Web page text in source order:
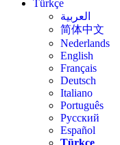
Türkçe
العربية
简体中文
Nederlands
English
Français
Deutsch
Italiano
Português
Русский
Español
Türkçe